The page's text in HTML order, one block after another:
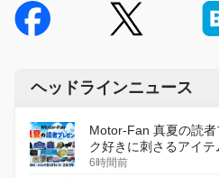
ヘッドラインニュース
Motor-Fan 真夏の読
ク好きに刺さるアイテ
6時間前